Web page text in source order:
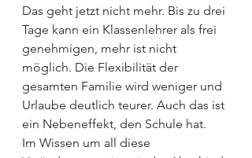
Das geht jetzt nicht mehr. Bis zu drei
Tage kann ein Klassenlehrer als frei
genehmigen, mehr ist nicht
möglich. Die Flexibilität der
gesamten Familie wird weniger und
Urlaube deutlich teurer. Auch das ist
ein Nebeneffekt, den Schule hat.
Im Wissen um all diese